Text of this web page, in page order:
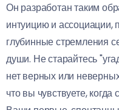
Он разработан таким
интуицию и ассоциации,
глубинные стремления
души. Не старайтесь
нет верных или
что вы чувствуете,